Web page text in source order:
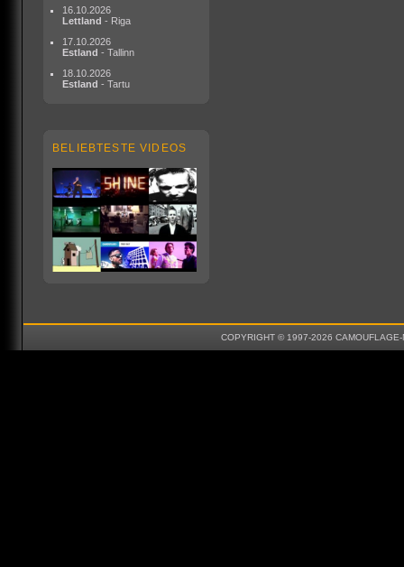
16.10.2026
Lettland - Riga
17.10.2026
Estland - Tallinn
18.10.2026
Estland - Tartu
BELIEBTESTE VIDEOS
COPYRIGHT © 1997-2026 CAMOUFLAGE-